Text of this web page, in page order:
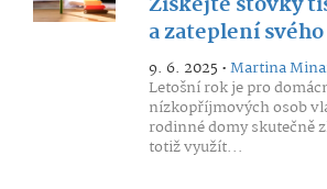
a zateplení
9. 6. 2025 •Martina
Letošní rok je pro
nízkopříjmových osob
rodinné domy skutečně
totiž využít...